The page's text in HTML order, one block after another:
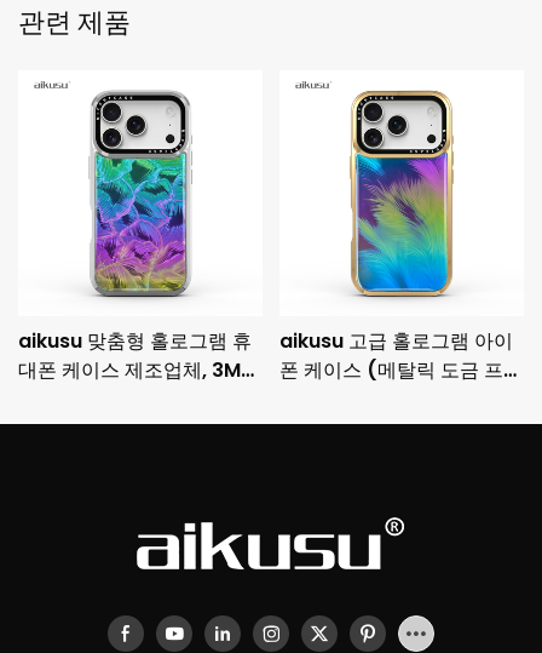
관련 제품
aikusu 맞춤형 홀로그램 휴
대폰 케이스 제조업체, 3M
aikusu 고급 홀로그램 아이
폰 케이스 (메탈릭 도금 프레
함)